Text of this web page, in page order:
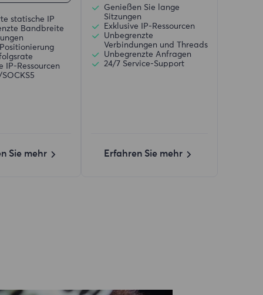
statische IP
Bandbreite
IP-Ressourcen
SOCKS5
Sie mehr
Genießen Sie lange
Sitzungen
Exklusive IP-Ressourcen
Unbegrenzte
Verbindungen und Threads
Unbegrenzte Anfragen
24/7 Service-Support
Erfahren Sie mehr